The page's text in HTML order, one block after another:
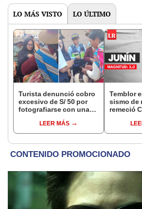
LO MÁS VISTO LO ÚLTIMO
Turista denunció cobro
excesivo de S/ 50 por
fotografiarse con una
Serenazgo recuperó el
dinero
LEER MÁS
Temblor
sismo de
remeció